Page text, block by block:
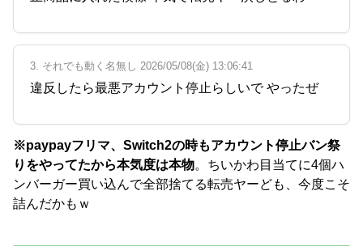
3. それでも動く名無し 2026/05/08(金) 13:06:41
違反したら最悪アカウント停止らしいで やったぜ
※paypayフリマ、Switch2の時もアカウント停止バン祭
りをやってたから本気度は本物。ちいかわ目当てに4個ハ
ンバーガー買い込んで全部捨てる転売ヤーども、今度こそ
詰んだかもｗ